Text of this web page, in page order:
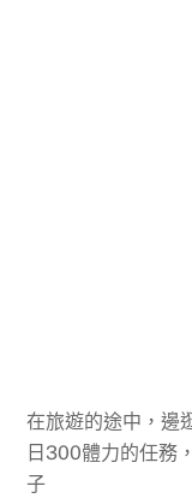
在旅遊的途中，邊
日300體力的任務
子